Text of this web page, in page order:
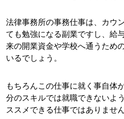
法律事務所の事務仕事は、カウ
ても勉強になる副業ですし、給
来の開業資金や学校へ通うため
いるでしょう。
もちろんこの仕事に就く事自体
分のスキルでは就職できないよ
ススメできる仕事ではありません